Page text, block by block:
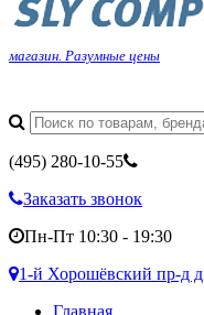
магазин. Разумные цены
(495) 280-10-55
Заказать звонок
Пн-Пт 10:30 - 19:30
1-й Хорошёвский пр-д
Главная